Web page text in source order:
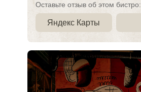
Оставьте отзыв об этом бистро:
Яндекс Карты